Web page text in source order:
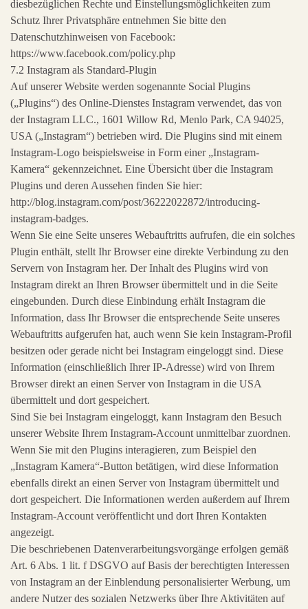
diesbezüglichen Rechte und Einstellungsmöglichkeiten zum
Schutz Ihrer Privatsphäre entnehmen Sie bitte den
Datenschutzhinweisen von Facebook:
https://www.facebook.com/policy.php
7.2 Instagram als Standard-Plugin
Auf unserer Website werden sogenannte Social Plugins
(„Plugins“) des Online-Dienstes Instagram verwendet, das von
der Instagram LLC., 1601 Willow Rd, Menlo Park, CA 94025,
USA („Instagram“) betrieben wird. Die Plugins sind mit einem
Instagram-Logo beispielsweise in Form einer „Instagram-
Kamera“ gekennzeichnet. Eine Übersicht über die Instagram
Plugins und deren Aussehen finden Sie hier:
http://blog.instagram.com/post/36222022872/introducing-
instagram-badges.
Wenn Sie eine Seite unseres Webauftritts aufrufen, die ein solches
Plugin enthält, stellt Ihr Browser eine direkte Verbindung zu den
Servern von Instagram her. Der Inhalt des Plugins wird von
Instagram direkt an Ihren Browser übermittelt und in die Seite
eingebunden. Durch diese Einbindung erhält Instagram die
Information, dass Ihr Browser die entsprechende Seite unseres
Webauftritts aufgerufen hat, auch wenn Sie kein Instagram-Profil
besitzen oder gerade nicht bei Instagram eingeloggt sind. Diese
Information (einschließlich Ihrer IP-Adresse) wird von Ihrem
Browser direkt an einen Server von Instagram in die USA
übermittelt und dort gespeichert.
Sind Sie bei Instagram eingeloggt, kann Instagram den Besuch
unserer Website Ihrem Instagram-Account unmittelbar zuordnen.
Wenn Sie mit den Plugins interagieren, zum Beispiel den
„Instagram Kamera“-Button betätigen, wird diese Information
ebenfalls direkt an einen Server von Instagram übermittelt und
dort gespeichert. Die Informationen werden außerdem auf Ihrem
Instagram-Account veröffentlicht und dort Ihren Kontakten
angezeigt.
Die beschriebenen Datenverarbeitungsvorgänge erfolgen gemäß
Art. 6 Abs. 1 lit. f DSGVO auf Basis der berechtigten Interessen
von Instagram an der Einblendung personalisierter Werbung, um
andere Nutzer des sozialen Netzwerks über Ihre Aktivitäten auf